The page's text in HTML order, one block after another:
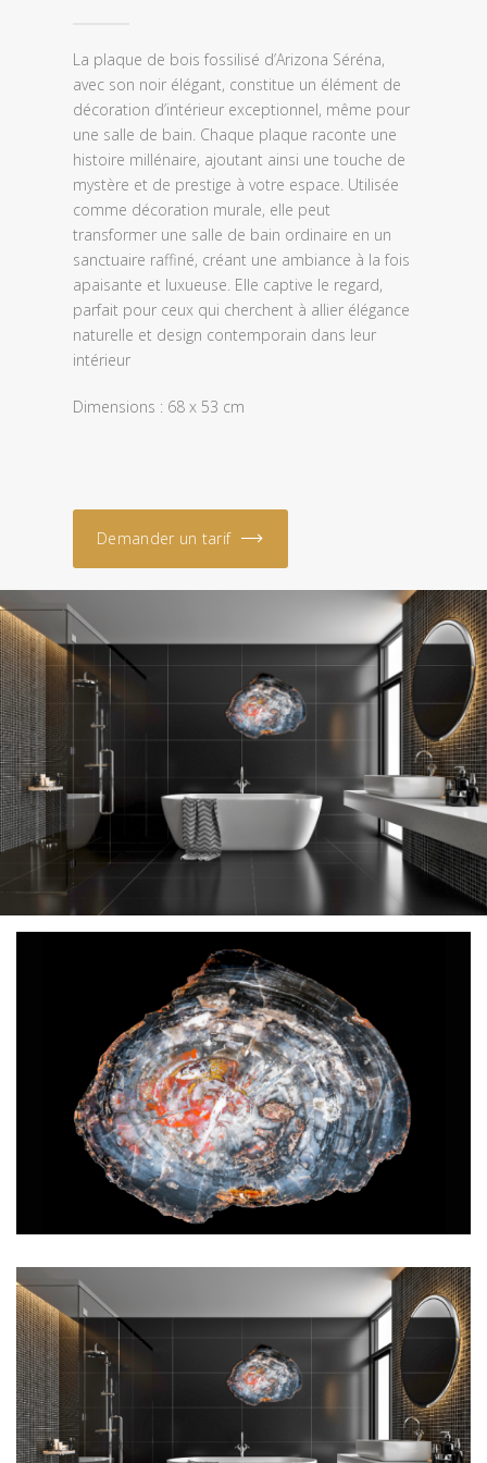
La plaque de bois fossilisé d’Arizona Séréna,
avec son noir élégant, constitue un élément de
décoration d’intérieur exceptionnel, même pour
une salle de bain. Chaque plaque raconte une
histoire millénaire, ajoutant ainsi une touche de
mystère et de prestige à votre espace. Utilisée
comme décoration murale, elle peut
transformer une salle de bain ordinaire en un
sanctuaire raffiné, créant une ambiance à la fois
apaisante et luxueuse. Elle captive le regard,
parfait pour ceux qui cherchent à allier élégance
naturelle et design contemporain dans leur
intérieur
Dimensions : 68 x 53 cm
Demander un tarif